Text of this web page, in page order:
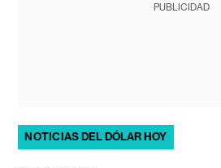
PUBLICIDAD
NOTICIAS DEL DÓLAR HOY